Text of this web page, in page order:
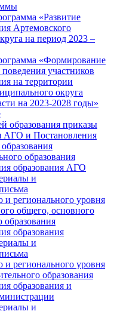
«Развитие
Артемовского
на период 2023 –
«Формирование
участников
на территории
округа
на 2023-2028 годы»
образования приказы
АГО и Постановления
образования
образования АГО
и
регионального уровня
общего, основного
образования
образования
и
регионального уровня
образования
образования и
и